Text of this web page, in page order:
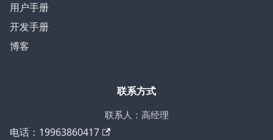
用户手册
开发手册
博客
联系方式
联系人：高经理
电话：19963860417